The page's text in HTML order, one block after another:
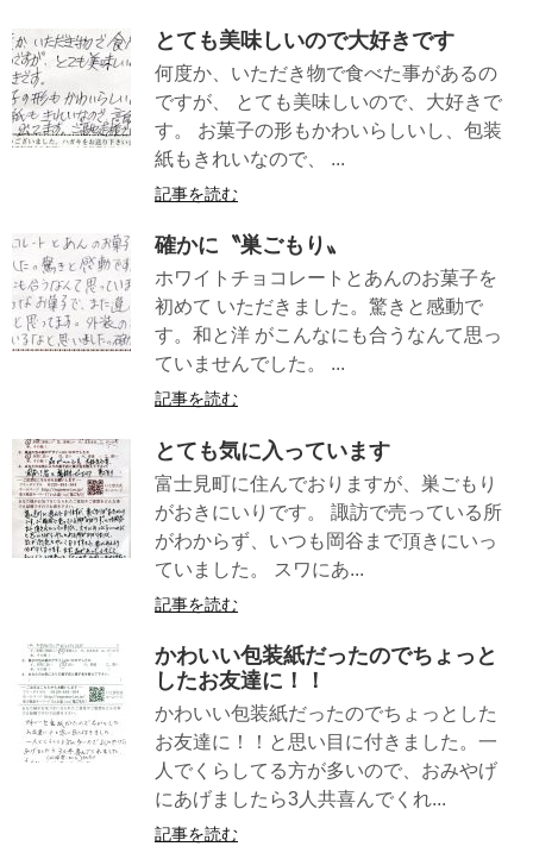
とても美味しいので大好きです
何度か、いただき物で食べた事があるの
ですが、 とても美味しいので、大好きで
す。 お菓子の形もかわいらしいし、包装
紙もきれいなので、 ...
記事を読む
確かに〝巣ごもり〟
ホワイトチョコレートとあんのお菓子を
初めて いただきました。驚きと感動で
す。和と洋 がこんなにも合うなんて思っ
ていませんでした。 ...
記事を読む
とても気に入っています
富士見町に住んでおりますが、巣ごもり
がおきにいりです。 諏訪で売っている所
がわからず、いつも岡谷まで頂きにいっ
ていました。 スワにあ...
記事を読む
かわいい包装紙だったのでちょっと
したお友達に！！
かわいい包装紙だったのでちょっとした
お友達に！！と思い目に付きました。一
人でくらしてる方が多いので、おみやげ
にあげましたら3人共喜んでくれ...
記事を読む